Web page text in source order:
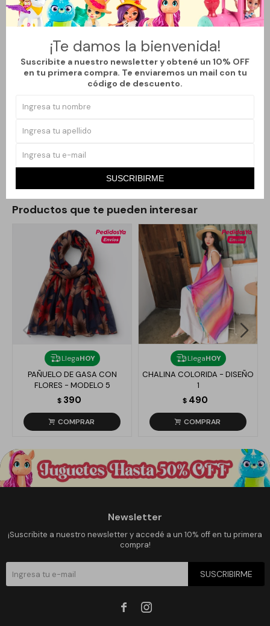
¡Te damos la bienvenida!
Suscribite a nuestro newsletter y obtené un 10% OFF
en tu primera compra. Te enviaremos un mail con tu
código de descuento.
SUSCRIBIRME
Descripción
Esta chalina de color liso es un accesorio simple y elegante que
añade un toque de sofisticación a cualquier conjunto. Su tejido
suave y ligero ofrece una sensación de confort, mientras que su
diseño minimalista la convierte en una pieza versátil que puedes
más formales. Ideal para complementar tu look con un toque de
Productos que te pueden interesar
LlegaHOY
PAÑUELO DE GASA CON
FLORES - MODELO 5
$ 390
LlegaHOY
CHALINA COLORIDA - DISEÑO
1
$ 490
Newsletter
¡Suscribite a nuestro newsletter y accedé a un 10% off en tu primera
compra!
SUSCRIBIRME
 